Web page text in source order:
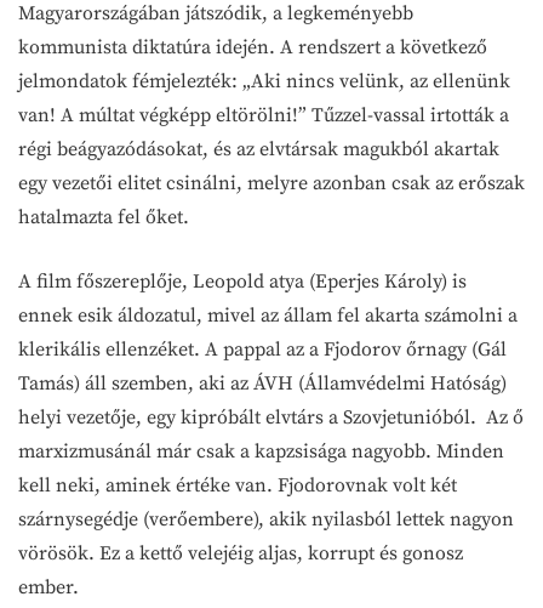
Magyarországában játszódik, a legkeményebb
kommunista diktatúra idején. A rendszert a következő
jelmondatok fémjelezték: „Aki nincs velünk, az ellenünk
van! A múltat végképp eltörölni!” Tűzzel-vassal irtották a
régi beágyazódásokat, és az elvtársak magukból akartak
egy vezetői elitet csinálni, melyre azonban csak az erőszak
hatalmazta fel őket.
A film főszereplője, Leopold atya (Eperjes Károly) is
ennek esik áldozatul, mivel az állam fel akarta számolni a
klerikális ellenzéket. A pappal az a Fjodorov őrnagy (Gál
Tamás) áll szemben, aki az ÁVH (Államvédelmi Hatóság)
helyi vezetője, egy kipróbált elvtárs a Szovjetunióból. Az ő
marxizmusánál már csak a kapzsisága nagyobb. Minden
kell neki, aminek értéke van. Fjodorovnak volt két
szárnysegédje (verőembere), akik nyilasból lettek nagyon
vörösök. Ez a kettő velejéig aljas, korrupt és gonosz
ember.